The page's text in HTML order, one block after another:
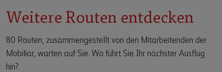
Weitere Routen entdecken
80 Routen, zusammengestellt von den Mitarbeitenden der
Mobiliar, warten auf Sie. Wo führt Sie Ihr nächster Ausflug
hin?